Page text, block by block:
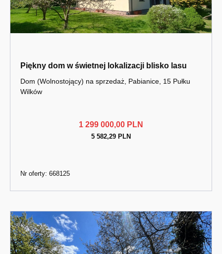
Piękny dom w świetnej lokalizacji blisko lasu
Dom (Wolnostojący) na sprzedaż, Pabianice, 15 Pułku
Wilków
1 299 000,00 PLN
5 582,29 PLN
Nr oferty: 668125